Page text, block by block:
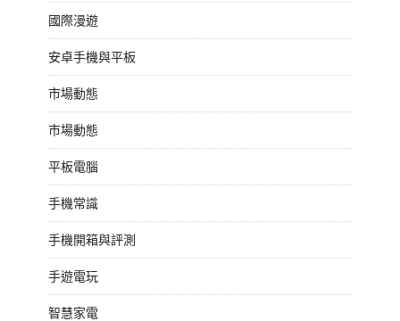
國際漫遊
安卓手機與平板
市場動態
市場動態
平板電腦
手機常識
手機開箱與評測
手遊電玩
智慧家電